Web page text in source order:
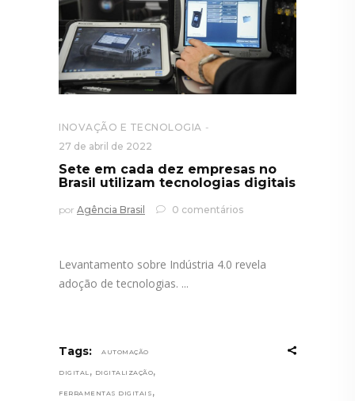
INOVAÇÃO E TECNOLOGIA
27 de abril de 2022
Sete em cada dez empresas no
Brasil utilizam tecnologias digitais
por Agência Brasil 0 comentários
Levantamento sobre Indústria 4.0 revela
adoção de tecnologias.
Tags: AUTOMAÇÃO
DIGITAL , DIGITALIZAÇÃO,
FERRAMENTAS DIGITAIS ,